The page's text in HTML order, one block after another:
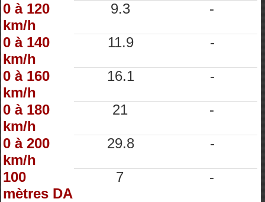
0 à 120
km/h
9.3 -
0 à 140
km/h
11.9 -
0 à 160
km/h
16.1 -
0 à 180
km/h
21 -
0 à 200
km/h
29.8 -
100
mètres DA
7 -